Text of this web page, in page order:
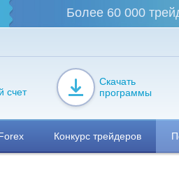
Более 60 000
счет
Скачать
программы
Конкурс трейдеров